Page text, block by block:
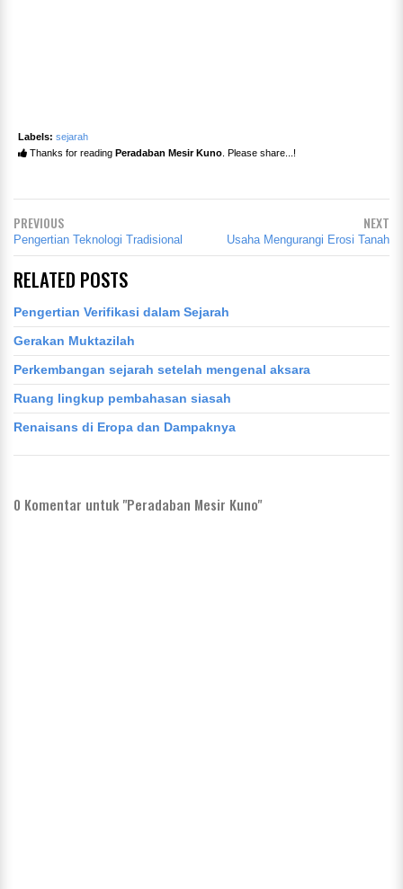
Labels: sejarah
Thanks for reading Peradaban Mesir Kuno . Please share...!
PREVIOUS
Pengertian Teknologi Tradisional
NEXT
Usaha Mengurangi Erosi Tanah
RELATED POSTS
Pengertian Verifikasi dalam Sejarah
Gerakan Muktazilah
Perkembangan sejarah setelah mengenal aksara
Ruang lingkup pembahasan siasah
Renaisans di Eropa dan Dampaknya
0 Komentar untuk "Peradaban Mesir Kuno"